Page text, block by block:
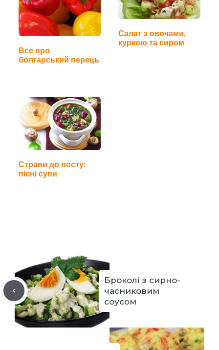
Все про
болгарський перець
Салат з овочами,
куркою та сиром
Страви до посту:
пісні супи
Броколі з сирно-
часниковим
соусом